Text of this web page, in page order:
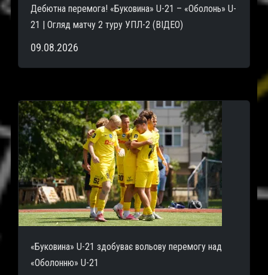
Дебютна перемога! «Буковина» U-21 – «Оболонь» U-
21 | Огляд матчу 2 туру УПЛ-2 (ВІДЕО)
09.08.2026
«Буковина» U-21 здобуває вольову перемогу над
«Оболонню» U-21